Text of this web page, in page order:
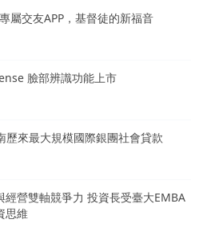
屬交友APP，基督徒的新福音
臉部辨識功能上市
歷來最大規模國際銀團社會貸款
經營雙軸競爭力 投資長受臺大EMBA
思維